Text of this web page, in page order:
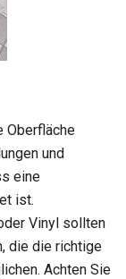
Oberfläche
und
eine
ist.
Vinyl sollten
die die richtige
Achten Sie